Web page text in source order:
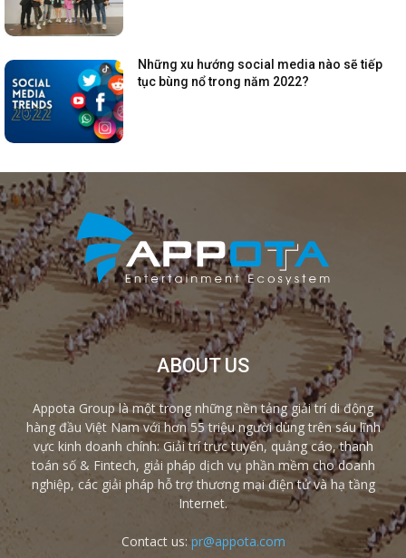
Những xu hướng social media nào sẽ tiếp
tục bùng nổ trong năm 2022?
ABOUT US
Appota Group là một trong những nền tảng giải trí di động
hàng đầu Việt Nam với hơn 55 triệu người dùng trên sáu lĩnh
vực kinh doanh chính: Giải trí trực tuyến, quảng cáo, thanh
toán số & Fintech, giải pháp dịch vụ phần mềm cho doanh
nghiệp, các giải pháp hỗ trợ thương mại điện tử và hạ tầng
Internet.
Contact us: pr@appota.com